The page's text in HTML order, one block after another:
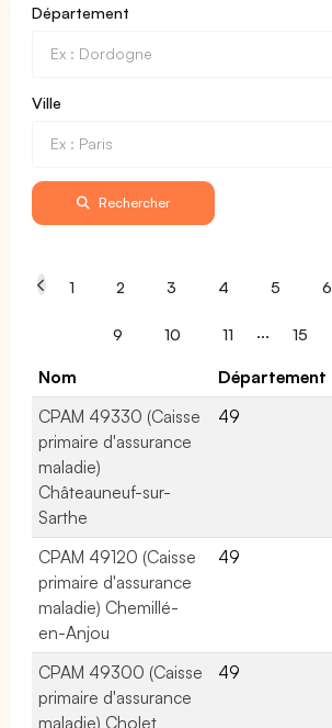
Département
Ville
Rechercher
1 2 3 4 5 6
9 10 11 ... 15
Nom Département
CPAM 49330 (Caisse
primaire d'assurance
maladie)
Châteauneuf-sur-
Sarthe
49
CPAM 49120 (Caisse
primaire d'assurance
maladie) Chemillé-
en-Anjou
49
CPAM 49300 (Caisse
primaire d'assurance
maladie) Cholet
49